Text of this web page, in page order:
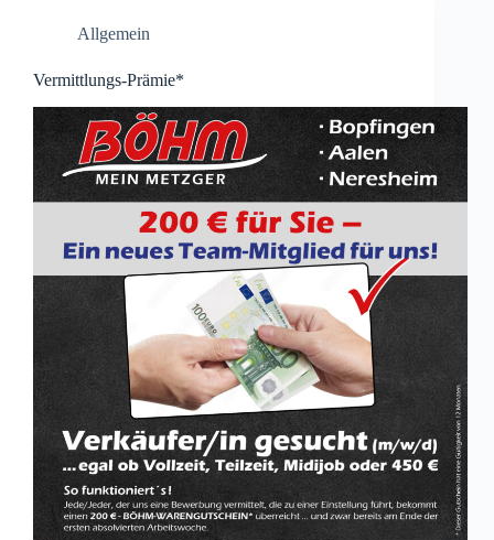
Allgemein
Vermittlungs-Prämie*